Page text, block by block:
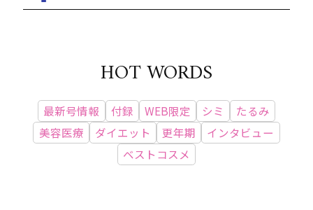
HOT WORDS
最新号情報 付録 WEB限定 シミ
たるみ
美容医療
ダイエット 更年期
インタビュー
ベストコスメ